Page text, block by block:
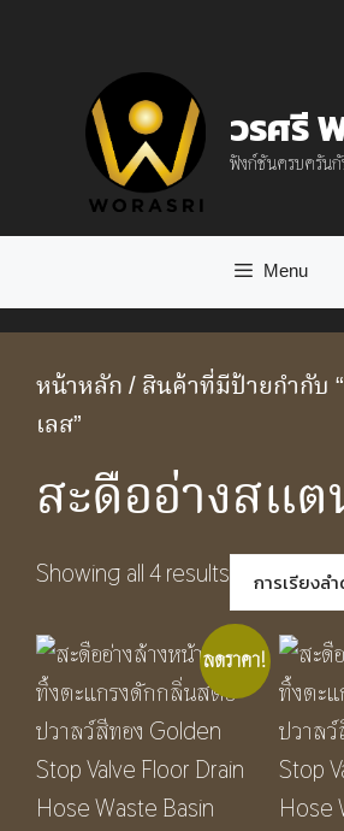
วรศรี
ฟังก์ชันครบครันกั
Menu
หน้าหลัก/ สินค้าที่มีป้ายกำกับ
เลส”
สะดืออ่างสแต
Showing all 4 results
ลดราคา!